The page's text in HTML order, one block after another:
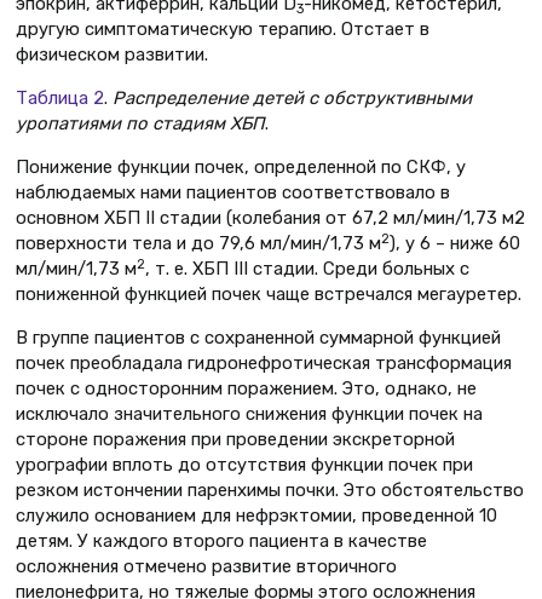
3
другую симптоматическую терапию. Отстает в
физическом развитии.
Таблица 2. Распределение детей с обструктивными
уропатиями по стадиям ХБП.
Понижение функции почек, определенной по СКФ, у
наблюдаемых нами пациентов соответствовало в
основном ХБП II стадии (колебания от 67,2 мл/мин/1,73 м2
поверхности тела и до 79,6 мл/мин/1,73 м2), у 6 – ниже 60
мл/мин/1,73 м2, т. е. ХБП III стадии. Среди больных с
пониженной функцией почек чаще встречался мегауретер.
В группе пациентов с сохраненной суммарной функцией
почек преобладала гидронефротическая трансформация
почек с односторонним поражением. Это, однако, не
исключало значительного снижения функции почек на
стороне поражения при проведении экскреторной
урографии вплоть до отсутствия функции почек при
резком истончении паренхимы почки. Это обстоятельство
служило основанием для нефрэктомии, проведенной 10
детям. У каждого второго пациента в качестве
осложнения отмечено развитие вторичного
пиелонефрита, но тяжелые формы этого осложнения